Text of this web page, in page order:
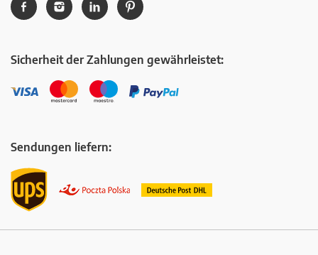
Sicherheit der Zahlungen gewährleistet:
Sendungen liefern: